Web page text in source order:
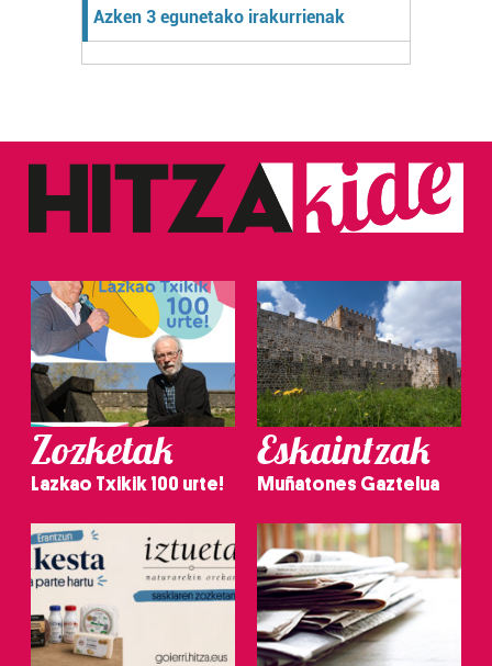
Azken 3 egunetako irakurrienak
Zozketak
Lazkao Txikik 100 urte!
Eskaintzak
Muñatones Gaztelua